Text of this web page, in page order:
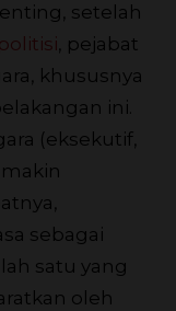
setelah
politisi, pejabat
khususnya
ini.
(eksekutif,
sebagai
satu yang
oleh